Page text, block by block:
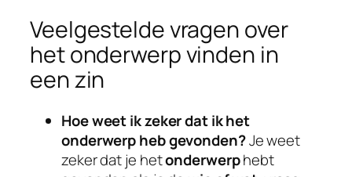
Veelgestelde vragen over
het onderwerp vinden in
een zin
Hoe weet ik zeker dat ik het
onderwerp heb gevonden?Je weet
zeker dat je hetonderwerphebt